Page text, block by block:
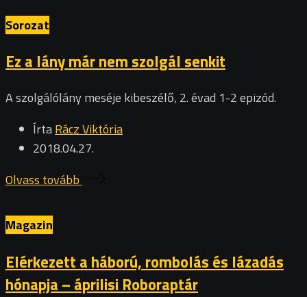
Sorozat
Ez a lány már nem szolgál senkit
A szolgálólány meséje kibeszélő, 2. évad 1-2 epizód.
ÍrtaRácz Viktória
2018.04.27.
Olvass tovább
Magazin
Elérkezett a háború, rombolás és lázadás
hónapja – áprilisi Roboraptár